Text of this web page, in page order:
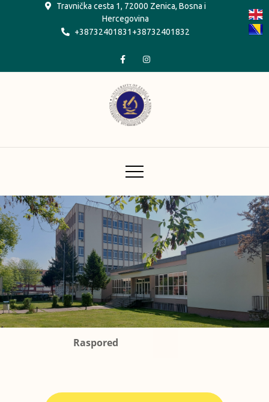
Travnička cesta 1, 72000 Zenica, Bosna i
Hercegovina
+38732401831+38732401832
Raspored